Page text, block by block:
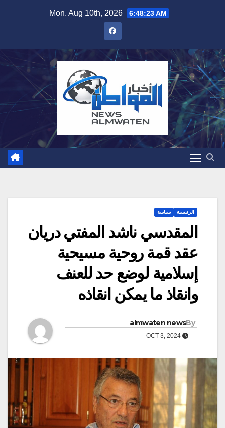
Mon. Aug 10th, 2026 6:48:24 AM
الرئيسية سياسة
المقدسي ناشد المفتي دريان
عقد قمة روحية مسيحية
إسلامية لوضع حد للعنف
وانقاذ ما يمكن انقاذه
By
almwaten news